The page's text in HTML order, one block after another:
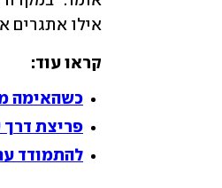
אילו אתגרים
קראו עוד:
כשהאימה
פריצת דרך
להתמודד